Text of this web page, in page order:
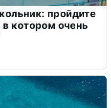
пройдите
котором очень